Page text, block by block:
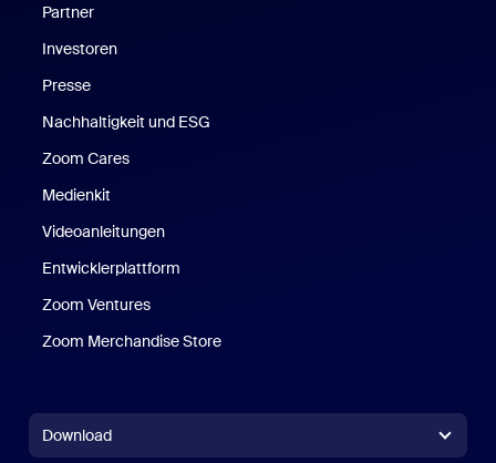
Partner
Investoren
Presse
Nachhaltigkeit und ESG
Zoom Cares
Medienkit
Videoanleitungen
Entwicklerplattform
Zoom Ventures
Zoom Merchandise Store
Download